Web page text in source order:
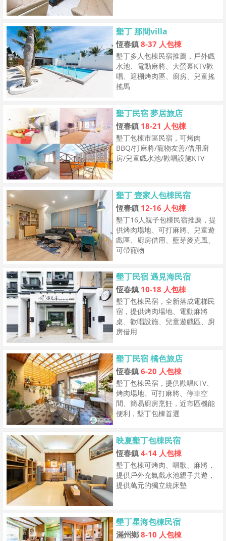
墾丁 那間villa
恆春鎮 8-37 人包棟
墾丁多人包棟民宿推薦，戶外戲
水池、電動麻將、大螢幕KTV歡
唱、遮棚烤肉區、廚房、兒童搖
搖馬
墾丁民宿 夢居旅店
恆春鎮 18-21 人包棟
墾丁包棟市區民宿，可烤肉
BBQ/打麻將/寵物友善/借用廚
房/兒童戲水池/歡唱設施KTV
墾丁 壹家人包棟民宿
恆春鎮 12-16 人包棟
墾丁16人親子包棟民宿推薦，提
供烤肉場地、可打麻將、兒童遊
戲區、廚房借用、藍芽麥克風、
可帶寵物
墾丁民宿 遇見海民宿
恆春鎮 10-18 人包棟
墾丁包棟民宿，全新落成電梯民
宿，提供烤肉場地、電動麻將
桌、歡唱設施、兒童遊戲區、廚
房借用
墾丁民宿 橘色旅店
恆春鎮 6-20 人包棟
墾丁包棟民宿，提供歡唱KTV、
烤肉場地、可打麻將、停車空
間、簡易廚房烹飪，近市區機能
便利，墾丁包棟首選
映夏墾丁包棟民宿
恆春鎮 4-14 人包棟
墾丁包棟可烤肉、唱歌、麻將，
提供戶外充氣戲水池親子共遊，
提供萬元的獨立統床墊
墾丁星海包棟民宿
滿州鄉 8-10 人包棟